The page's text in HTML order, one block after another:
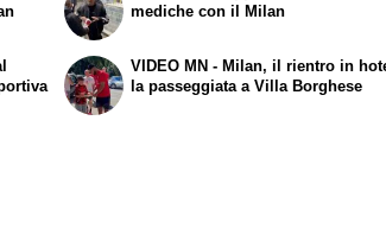
mediche con il Milan
VIDEO MN - Milan, il rientro in
la passeggiata a Villa Borghese